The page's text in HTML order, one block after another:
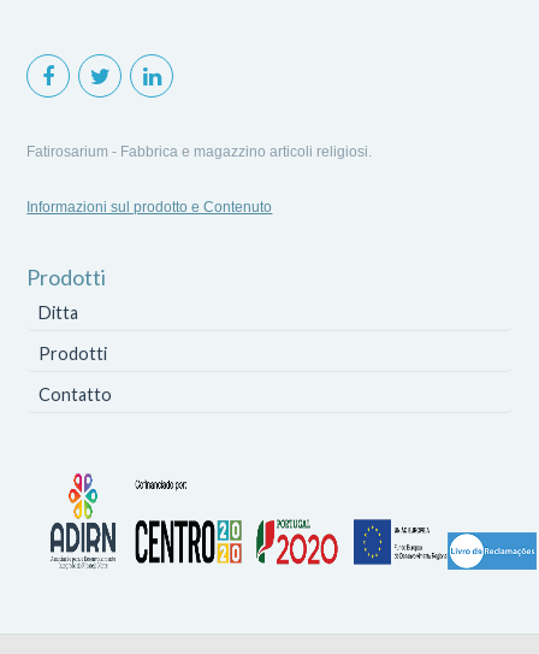
Fatirosarium - Fabbrica e magazzino articoli religiosi.
Informazioni sul prodotto e Contenuto
Prodotti
Ditta
Prodotti
Contatto